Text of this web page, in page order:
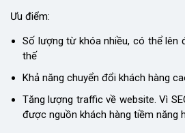
Ưu điểm:
Số lượng từ khóa nhiều, có thể lên
thế
Khả năng chuyển đổi khách hàng
Tăng lượng traffic về website. Vì
được nguồn khách hàng tiềm năng